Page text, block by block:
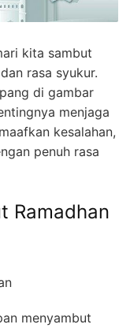
kita sambut
rasa syukur.
di gambar
menjaga
kesalahan,
penuh rasa
Ramadhan
menyambut